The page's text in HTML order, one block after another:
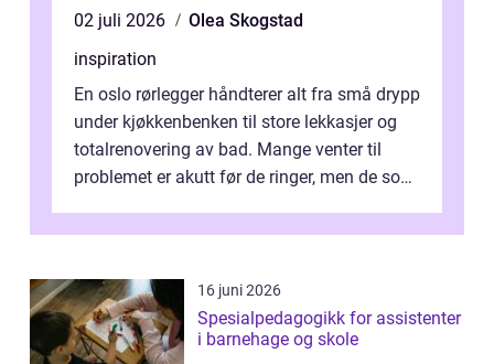
02 juli 2026
Olea Skogstad
inspiration
En oslo rørlegger håndterer alt fra små drypp
under kjøkkenbenken til store lekkasjer og
totalrenovering av bad. Mange venter til
problemet er akutt før de ringer, men de som
16 juni 2026
Spesialpedagogikk for assistenter
i barnehage og skole